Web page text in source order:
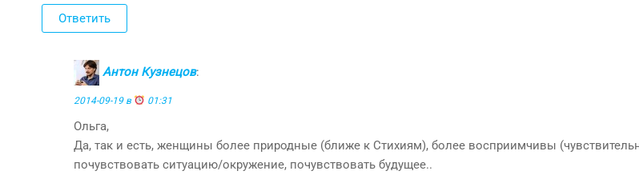
Ответить
Антон Кузнецов:
2014-09-19 в 01:31
Ольга,
Да, так и есть, женщины более природные (ближе к Стихиям), более восприимчивы
почувствовать ситуацию/окружение, почувствовать будущее..